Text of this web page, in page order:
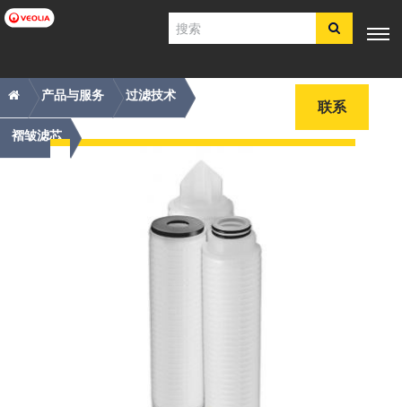
跳
转
要
容
搜
索
主
导
航
专业知
识
行业应
用
产品与服
务
工具
电子商
店​​​​​​​
简体中文
痕
迹
导
航
产品与服务 过滤技术
褶皱滤芯
联系